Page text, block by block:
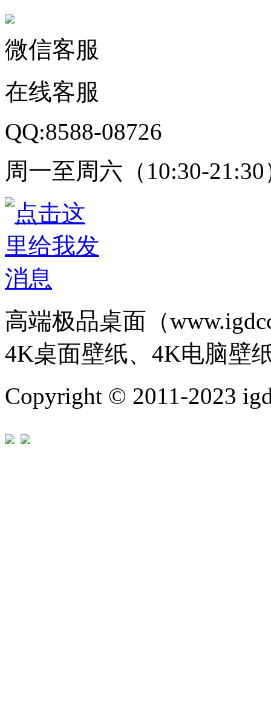
微信客服
在线客服
QQ:8588-08726
周一至周六（10:30-21:30
高端极品桌面（
4K桌面壁纸、4K电脑壁
Copyright © 2011-2023